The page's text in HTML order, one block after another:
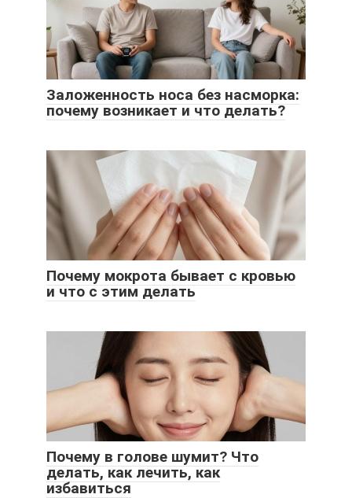
Заложенность носа без насморка:
почему возникает и что делать?
Почему мокрота бывает с кровью
и что с этим делать
Почему в голове шумит? Что
делать, как лечить, как
избавиться